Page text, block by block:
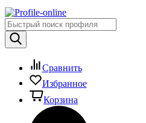
Сравнить
Избранное
Корзина